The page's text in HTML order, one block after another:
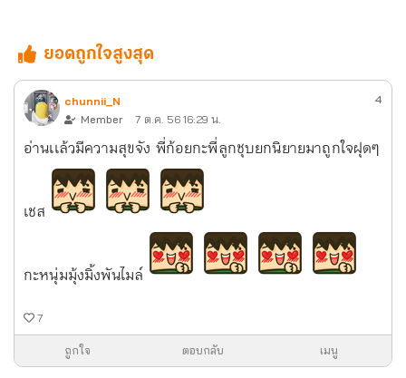
ยอดถูกใจสูงสุด
chunnii_N
Member
7 ต.ค. 56 16:29 น.
4
อ่านเเล้วมีความสุขจัง พี่ก้อยกะพี่ลูกชุบยกนิยายมาถูกใจฝุดๆ
เชส
กะหนุ่มมุ้งมิ้งพันไมล์
7
ถูกใจ ตอบกลับ เมนู